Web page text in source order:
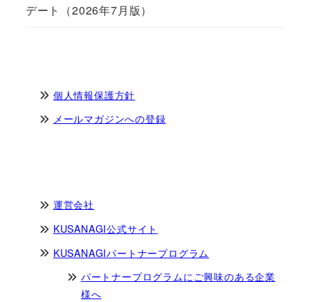
デート（2026年7月版）
個人情報保護方針
メールマガジンへの登録
運営会社
KUSANAGI公式サイト
KUSANAGIパートナープログラム
パートナープログラムにご興味のある企業
様へ